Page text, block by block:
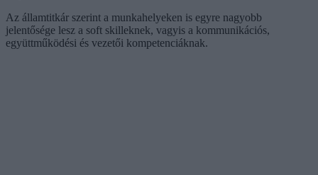
Az államtitkár szerint a munkahelyeken is egyre nagyobb
jelentősége lesz a soft skilleknek, vagyis a kommunikációs,
együttműködési és vezetői kompetenciáknak.